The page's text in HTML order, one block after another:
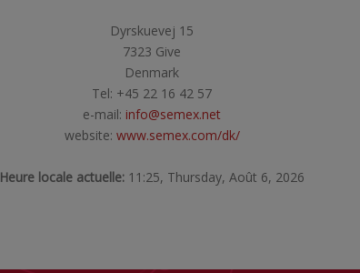
Dyrskuevej 15
7323 Give
Denmark
Tel: +45 22 16 42 57
e-mail: info@semex.net
website: www.semex.com/dk/
Heure locale actuelle: 11:25, Thursday, Août 6, 2026